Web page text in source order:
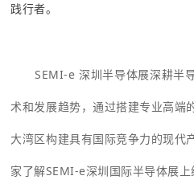
践行者。
SEMI-e 深圳半导体展深耕半
术和发展趋势，通过搭建专业高端
大湾区构建具有国际竞争力的现代
家了解SEMI-e深圳国际半导体展上